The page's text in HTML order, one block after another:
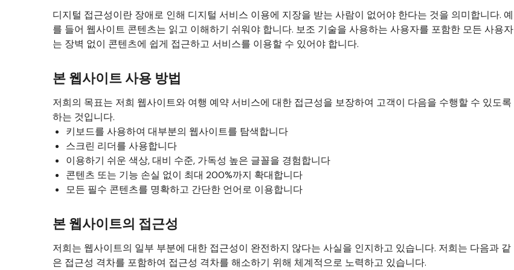
디지털 접근성이란 장애로 인해 디지털 서비스 이용에 지장을 받는 사람이 없어야 한다는 것을 의미합니다. 예
를 들어 웹사이트 콘텐츠는 읽고 이해하기 쉬워야 합니다. 보조 기술을 사용하는 사용자를 포함한 모든 사용자
는 장벽 없이 콘텐츠에 쉽게 접근하고 서비스를 이용할 수 있어야 합니다.
본 웹사이트 사용 방법
저희의 목표는 저희 웹사이트와 여행 예약 서비스에 대한 접근성을 보장하여 고객이 다음을 수행할 수 있도록
하는 것입니다.
키보드를 사용하여 대부분의 웹사이트를 탐색합니다
스크린 리더를 사용합니다
이용하기 쉬운 색상, 대비 수준, 가독성 높은 글꼴을 경험합니다
콘텐츠 또는 기능 손실 없이 최대 200%까지 확대합니다
모든 필수 콘텐츠를 명확하고 간단한 언어로 이용합니다
본 웹사이트의 접근성
저희는 웹사이트의 일부 부분에 대한 접근성이 완전하지 않다는 사실을 인지하고 있습니다. 저희는 다음과 같
은 접근성 격차를 포함하여 접근성 격차를 해소하기 위해 체계적으로 노력하고 있습니다.